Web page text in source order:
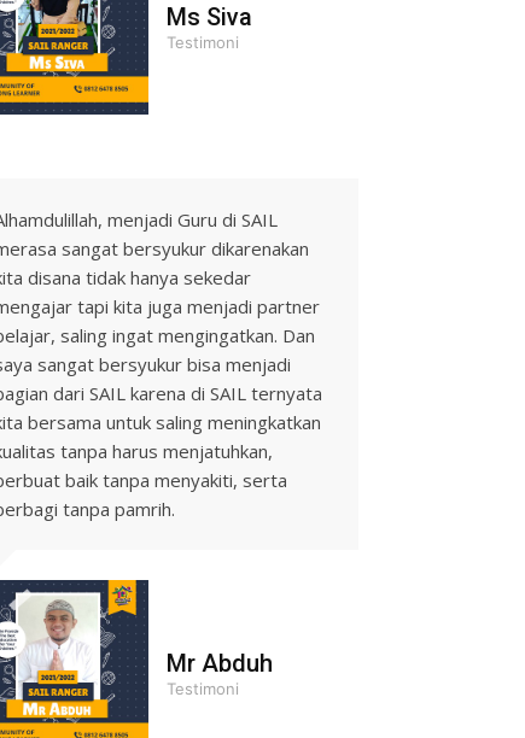
Ms Siva
Testimoni
menjadi Guru di SAIL
sangat bersyukur dikarenakan
disana tidak hanya sekedar
tapi kita juga menjadi partner
saling ingat mengingatkan. Dan
sangat bersyukur bisa menjadi
dari SAIL karena di SAIL ternyata
bersama untuk saling meningkatkan
tanpa harus menjatuhkan,
baik tanpa menyakiti, serta
tanpa pamrih.
Mr Abduh
Testimoni